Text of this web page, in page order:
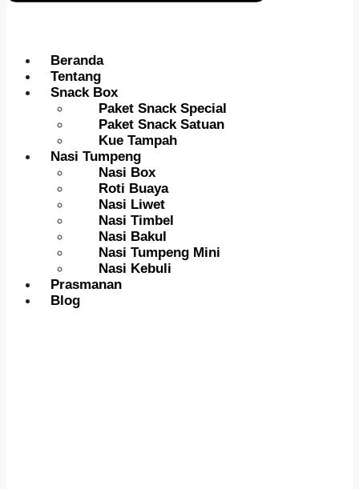
Beranda
Tentang
Snack Box
Paket Snack Special
Paket Snack Satuan
Kue Tampah
Nasi Tumpeng
Nasi Box
Roti Buaya
Nasi Liwet
Nasi Timbel
Nasi Bakul
Nasi Tumpeng Mini
Nasi Kebuli
Prasmanan
Blog